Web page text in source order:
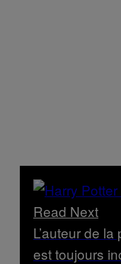
Read Next
L’auteur de
est toujours